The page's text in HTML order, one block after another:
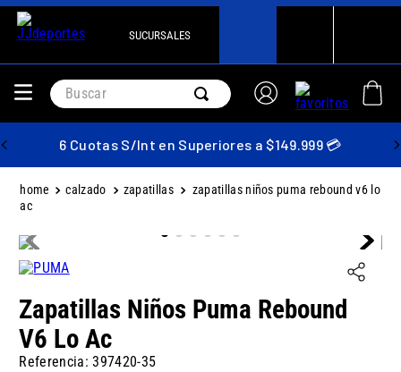
SUCURSALES
Buscar
6 Cuotas S/Int en Superiores a $149.999 💳
calzado zapatillas
zapatillas niños puma rebound v6 lo
ac
Zapatillas Niños Puma Rebound
V6 Lo Ac
Referencia:397420-35